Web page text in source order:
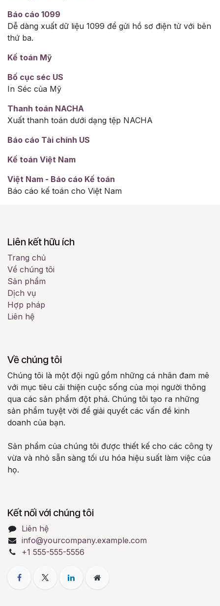
Báo cáo 1099
Dễ dàng xuất dữ liệu 1099 để gửi hồ sơ điện tử với bên
thứ ba.
Kế toán Mỹ
Bố cục séc US
In Séc của Mỹ
Thanh toán NACHA
Xuất thanh toán dưới dạng tệp NACHA
Báo cáo Tài chính US
Kế toán Việt Nam
Việt Nam - Báo cáo Kế toán
Báo cáo kế toán cho Việt Nam
Liên kết hữu ích
Trang chủ
Về chúng tôi
Sản phẩm
Dịch vụ
Hợp pháp
Liên hệ
Về chúng tôi
Chúng tôi là một đội ngũ gồm những cá nhân đam mê
với mục tiêu cải thiện cuộc sống của mọi người thông
qua các sản phẩm đột phá. Chúng tôi tạo ra những
sản phẩm tuyệt vời để giải quyết các vấn đề kinh
doanh của bạn.
Sản phẩm của chúng tôi được thiết kế cho các công ty
vừa và nhỏ sẵn sàng tối ưu hóa hiệu suất làm việc của
họ.
Kết nối với chúng tôi
Liên hệ
info@yourcompany.example.com
+1 555-555-5556